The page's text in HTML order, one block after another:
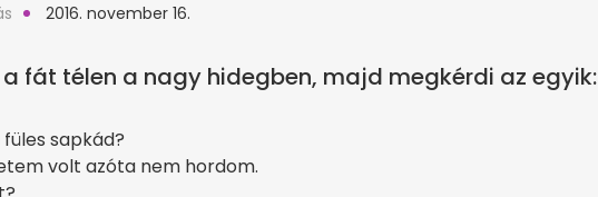
2016. november 16.
fát télen a nagy hidegben, majd megkérdi az egyik:
sapkád?
volt azóta nem hordom.